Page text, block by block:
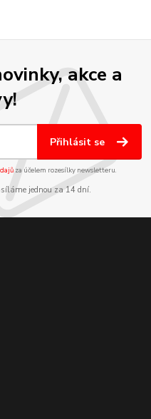
akce a
Přihlásit se
za účelem rozesílky newsletteru.
jednou za 14 dní.